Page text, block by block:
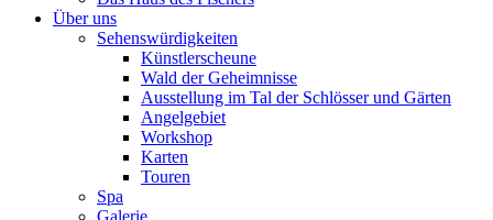
Über uns
Sehenswürdigkeiten
Künstlerscheune
Wald der Geheimnisse
Ausstellung im Tal der Schlösser und Gärten
Angelgebiet
Workshop
Karten
Touren
Spa
Galerie